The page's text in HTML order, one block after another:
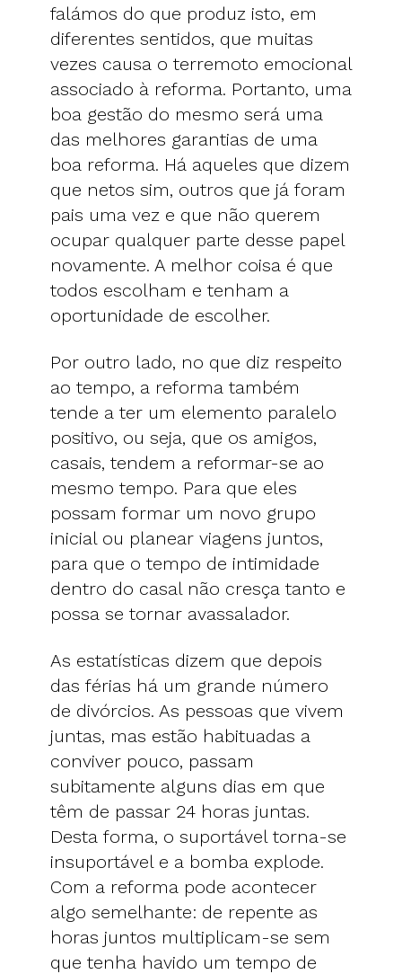
falámos do que produz isto, em
diferentes sentidos, que muitas
vezes causa o terremoto emocional
associado à reforma. Portanto, uma
boa gestão do mesmo será uma
das melhores garantias de uma
boa reforma. Há aqueles que dizem
que netos sim, outros que já foram
pais uma vez e que não querem
ocupar qualquer parte desse papel
novamente. A melhor coisa é que
todos escolham e tenham a
oportunidade de escolher.
Por outro lado, no que diz respeito
ao tempo, a reforma também
tende a ter um elemento paralelo
positivo, ou seja, que os amigos,
casais, tendem a reformar-se ao
mesmo tempo. Para que eles
possam formar um novo grupo
inicial ou planear viagens juntos,
para que o tempo de intimidade
dentro do casal não cresça tanto e
possa se tornar avassalador.
As estatísticas dizem que depois
das férias há um grande número
de divórcios. As pessoas que vivem
juntas, mas estão habituadas a
conviver pouco, passam
subitamente alguns dias em que
têm de passar 24 horas juntas.
Desta forma, o suportável torna-se
insuportável e a bomba explode.
Com a reforma pode acontecer
algo semelhante: de repente as
horas juntos multiplicam-se sem
que tenha havido um tempo de